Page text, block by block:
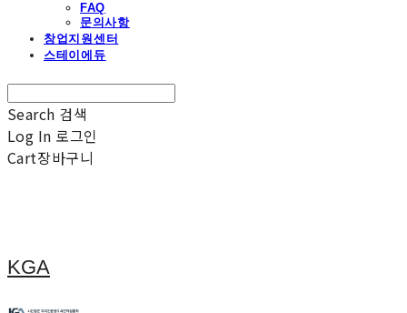
FAQ
문의사항
창업지원센터
스테이에듀
Search 검색
Log In 로그인
Cart장바구니
KGA